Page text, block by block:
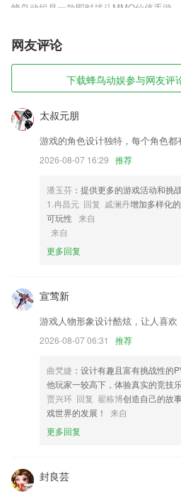
蜂鸟动娱是一款即时战斗MMO仙侠手游
在花城君的陪伴之下，感受奇妙修仙的
一定给你激情盛宴。丰厚福利免费领取，
侠战斗体验。
蜂鸟动娱软件特色
1,【实时监控】通过语音、视频的监控让
及时发现问题，排除隐患
2,●护眼模式、夜间模式、亮度自适应、
的阅读页主题，每一个阅读姿势都舒服；
3,周边园区商铺，园区酒店，一手掌握，
4,一体化养殖模式，让养殖生产全程可知
栏生猪都符合食品安全质量标准。
5,数据分析，每个月自动为你分析不同的
人播报工地项目的施工进度;
蜂鸟动娱软件优势
1.足不出户就能学，小白快速成为大神。
3.·激发了孩子的乐趣，成为了妈妈放心
4.了非常优质的视频教学服务，用户可
5.兴趣：激励式教学，促进学习能力以及
蜂鸟动娱更新了什么?
网友评论
下载蜂鸟动娱参与网友评
太叔元朋
游戏的角色设计独特，每个角色都
2026-08-07 16:29 推荐
潘玉芬 ：提供更多的游戏活动和挑
1.冉昌元 回复 戚澜丹增加多样化
可玩性 来自
来自
更多回复
宣莺新
游戏人物形象设计酷炫，让人喜欢
2026-08-07 06:31 推荐
曲梵婕 ：设计有趣且富有挑战性的
他玩家一较高下，体验真实的竞技乐
贾兴环 回复 翟栋博创造自己的故
戏世界的发展！
来自
更多回复
封良芸